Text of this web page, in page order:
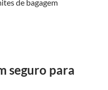
de bagagem
seguro para